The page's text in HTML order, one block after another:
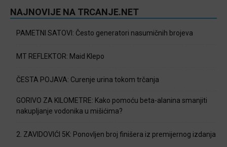
NAJNOVIJE NA TRCANJE.NET
PAMETNI SATOVI: Često generatori nasumičnih brojeva
MT REFLEKTOR: Maid Klepo
ČESTA POJAVA: Curenje urina tokom trčanja
GORIVO ZA KILOMETRE: Kako pomoću beta-alanina smanjiti
nakupljanje vodonika u mišićima?
2. ZAVIDOVIĆI 5K: Ponovljen broj finišera iz premijernog izdanja